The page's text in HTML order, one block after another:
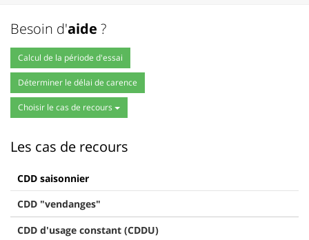
Besoin d'aide ?
Calcul de la période d'essai
Déterminer le délai de carence
Choisir le cas de recours
Les cas de recours
CDD saisonnier
CDD "vendanges"
CDD d'usage constant (CDDU)